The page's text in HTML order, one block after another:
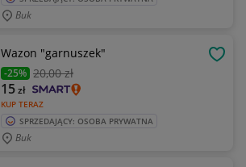
Buk
Wazon "garnuszek"
-25% 20,00 zł
KUP TERAZ
15zł
SPRZEDAJĄCY: OSOBA PRYWATNA
Buk